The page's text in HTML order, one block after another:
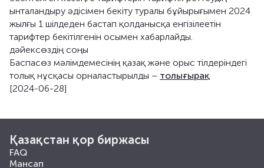
ынталандыру әдісімен бекіту туралы бұйырығымен 2024
жылғы 1 шілдеден бастап қолданысқа енгізілеетін
тарифтер бекітілгенін осымен хабарлайды.
дәйексөздің соңы
Баспасөз мәлімдемесінің қазақ және орыс тілдеріндегі
толық нұсқасы орналастырылды – толығырақ
[2024-06-28]
Қазақстан қор биржасы
FAQ
Мансап